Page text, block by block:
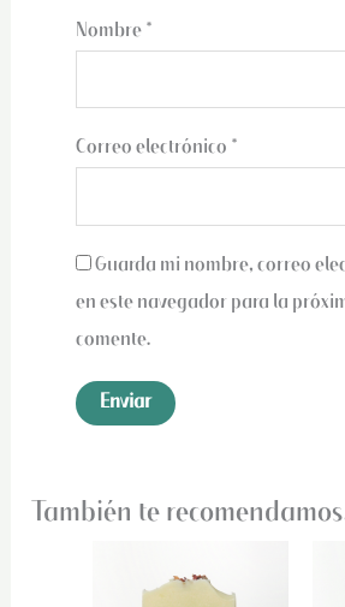
Nombre *
Correo electrónico *
Guarda mi nombre, correo
en este navegador para la
comente.
También te
Lavanda